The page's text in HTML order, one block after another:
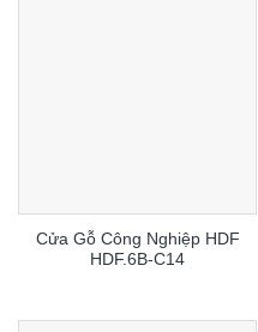
Cửa Gỗ Công Nghiệp HDF
HDF.6B-C14